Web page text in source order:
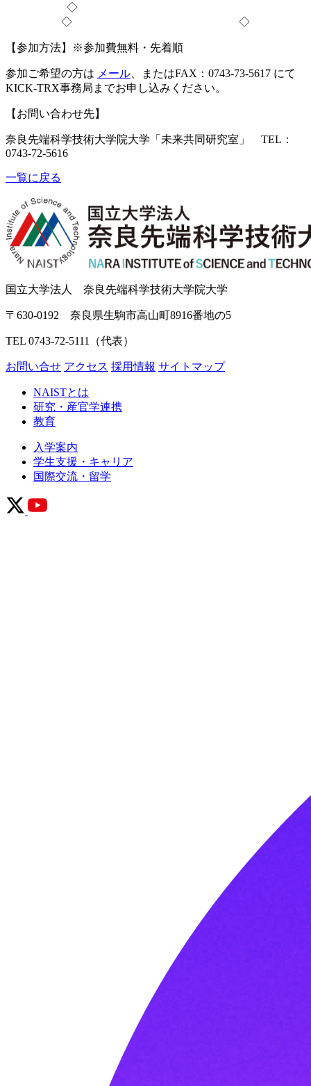
◇
◇ ◇
【参加方法】※参加費無料・先着順
参加ご希望の方は メール 、またはFAX：0743-73-5617 にて
KICK-TRX事務局までお申し込みください。
【お問い合わせ先】
奈良先端科学技術大学院大学「未来共同研究室」 TEL：
0743-72-5616
一覧に戻る
国立大学法人 奈良先端科学技術大学院大学
〒630-0192 奈良県生駒市高山町8916番地の5
TEL 0743-72-5111（代表）
お問い合せ アクセス 採用情報 サイトマップ
NAISTとは
研究・産官学連携
教育
入学案内
学生支援・キャリア
国際交流・留学